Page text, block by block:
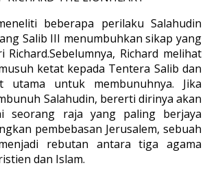
beberapa perilaku Salahudin
Salib III menumbuhkan sikap yang
Richard.Sebelumnya, Richard melihat
ketat kepada Tentera Salib dan
utama untuk membunuhnya. Jika
Salahudin, bererti dirinya akan
seorang raja yang paling berjaya
pembebasan Jerusalem, sebuah
rebutan antara tiga agama
dan Islam.